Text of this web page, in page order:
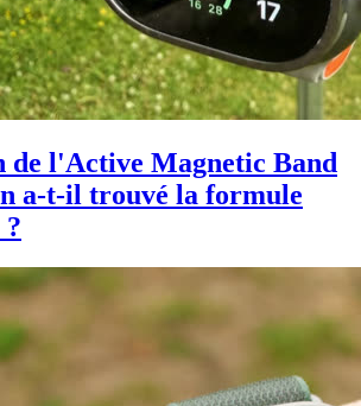
de l'Active Magnetic Band
a-t-il trouvé la formule